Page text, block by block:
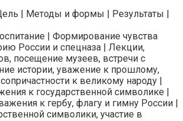
| Методы и формы | Результаты |
| Формирование чувства
России и спецназа | Лекции,
посещение музеев, встречи с
истории, уважение к прошлому,
к великому народу |
к государственной символике |
к гербу, флагу и гимну России |
символики, участие в